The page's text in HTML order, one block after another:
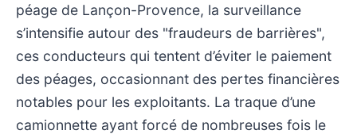
péage de Lançon-Provence, la surveillance
s’intensifie autour des "fraudeurs de barrières",
ces conducteurs qui tentent d’éviter le paiement
des péages, occasionnant des pertes financières
notables pour les exploitants. La traque d’une
camionnette ayant forcé de nombreuses fois le